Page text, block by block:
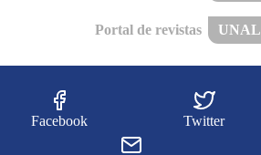
Portal de revistas UNAL
Facebook Twitter